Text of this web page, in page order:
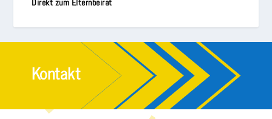
Direkt zum Elternbeirat
Kontakt